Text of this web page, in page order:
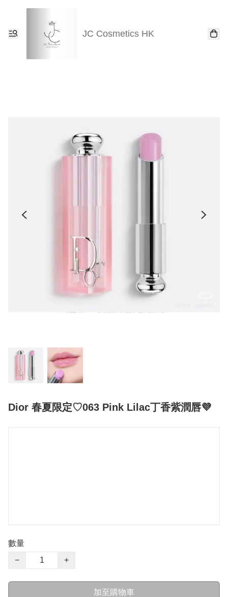
JC Cosmetics HK
Dior 春夏限定♡063 Pink Lilac丁香紫潤唇💜
數量
−
+
加至購物車